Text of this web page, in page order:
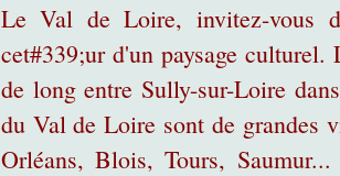
Le Val de Loire, invitez-vous
cet#339;ur d'un paysage
de long entre Sully-sur-Loire
du Val de Loire sont de grandes
Orléans, Blois, Tours,